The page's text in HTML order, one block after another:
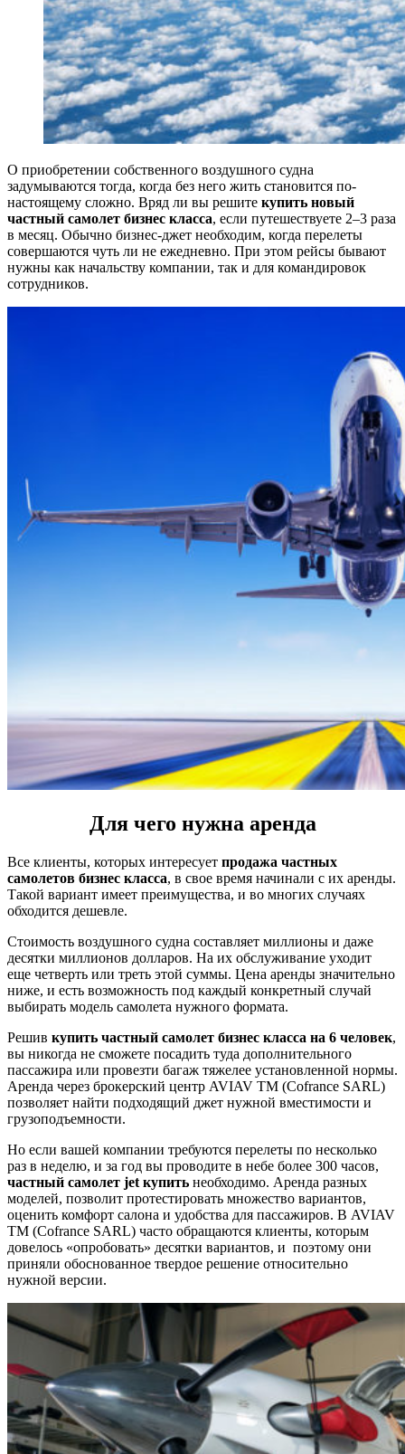
О приобретении собственного воздушного судна
задумываются тогда, когда без него жить становится по-
настоящему сложно. Вряд ли вы решите купить новый
частный самолет бизнес класса, если путешествуете 2–3 раза
в месяц. Обычно бизнес-джет необходим, когда перелеты
совершаются чуть ли не ежедневно. При этом рейсы бывают
нужны как начальству компании, так и для командировок
сотрудников.
Для чего нужна аренда
Все клиенты, которых интересует продажа частных
самолетов бизнес класса, в свое время начинали с их аренды.
Такой вариант имеет преимущества, и во многих случаях
обходится дешевле.
Стоимость воздушного судна составляет миллионы и даже
десятки миллионов долларов. На их обслуживание уходит
еще четверть или треть этой суммы. Цена аренды значительно
ниже, и есть возможность под каждый конкретный случай
выбирать модель самолета нужного формата.
Решив купить частный самолет бизнес класса на 6 человек,
вы никогда не сможете посадить туда дополнительного
пассажира или провезти багаж тяжелее установленной нормы.
Аренда через брокерский центр AVIAV TM (Cofrance SARL)
позволяет найти подходящий джет нужной вместимости и
грузоподъемности.
Но если вашей компании требуются перелеты по несколько
раз в неделю, и за год вы проводите в небе более 300 часов,
частный самолет jet купить необходимо. Аренда разных
моделей, позволит протестировать множество вариантов,
оценить комфорт салона и удобства для пассажиров. В AVIAV
TM (Cofrance SARL) часто обращаются клиенты, которым
довелось «опробовать» десятки вариантов, и поэтому они
приняли обоснованное твердое решение относительно
нужной версии.